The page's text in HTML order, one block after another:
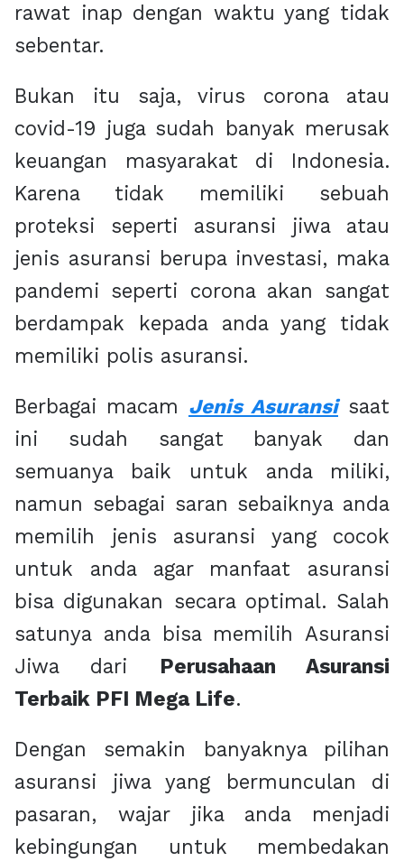
rawat inap dengan waktu yang tidak
sebentar.
Bukan itu saja, virus corona atau
covid-19 juga sudah banyak merusak
keuangan masyarakat di Indonesia.
Karena tidak memiliki sebuah
proteksi seperti asuransi jiwa atau
jenis asuransi berupa investasi, maka
pandemi seperti corona akan sangat
berdampak kepada anda yang tidak
memiliki polis asuransi.
Berbagai macam Jenis Asuransisaat
ini sudah sangat banyak dan
semuanya baik untuk anda miliki,
namun sebagai saran sebaiknya anda
memilih jenis asuransi yang cocok
untuk anda agar manfaat asuransi
bisa digunakan secara optimal. Salah
satunya anda bisa memilih Asuransi
Jiwa dari Perusahaan Asuransi
Terbaik PFI Mega Life.
Dengan semakin banyaknya pilihan
asuransi jiwa yang bermunculan di
pasaran, wajar jika anda menjadi
kebingungan untuk membedakan